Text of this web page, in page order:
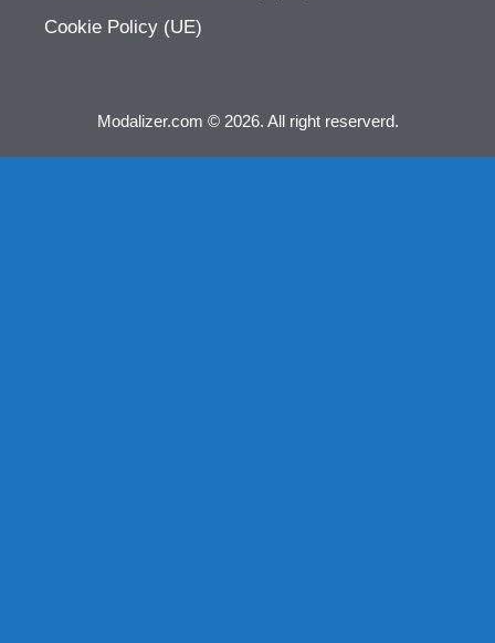
Cookie Policy (UE)
Modalizer.com © 2026. All right reserverd.